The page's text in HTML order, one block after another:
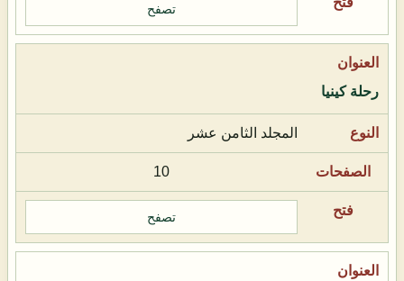
تصفح
رحلة كينيا
المجلد الثامن عشر
10
تصفح